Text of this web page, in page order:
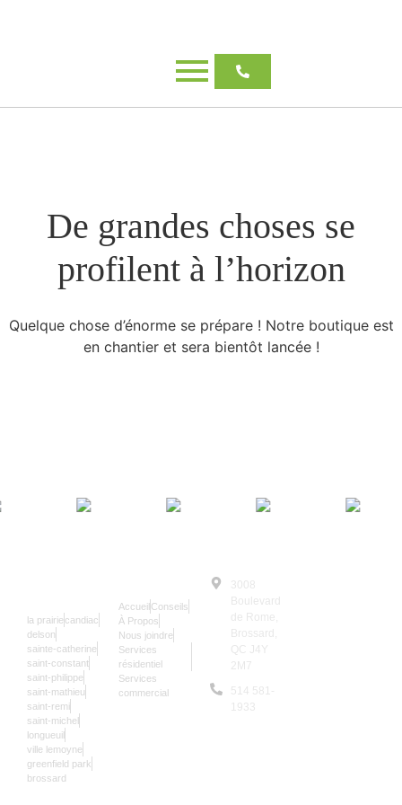
De grandes choses se
profilent à l’horizon
Quelque chose d’énorme se prépare ! Notre boutique est
en chantier et sera bientôt lancée !
la prairie candiac
delson
sainte-catherine
saint-constant
saint-philippe
saint-mathieu
saint-remi
saint-michel
longueuil
ville lemoyne
greenfield park
brossard
Accueil Conseils
À Propos
Nous joindre
Services
résidentiel
Services
commercial
3008
Boulevard
de Rome,
Brossard,
QC J4Y
2M7
514 581-
1933